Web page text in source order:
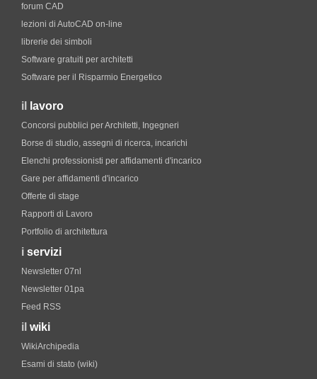
forum CAD
lezioni di AutoCAD on-line
librerie dei simboli
Software gratuiti per architetti
Software per il Risparmio Energetico
il lavoro
Concorsi pubblici per Architetti, Ingegneri
Borse di studio, assegni di ricerca, incarichi
Elenchi professionisti per affidamenti d'incarico
Gare per affidamenti d'incarico
Offerte di stage
Rapporti di Lavoro
Portfolio di architettura
i servizi
Newsletter 07nl
Newsletter 01pa
Feed RSS
il wiki
WikiArchipedia
Esami di stato (wiki)